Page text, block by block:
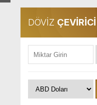
DÖVİZ ÇEVİRİCİ